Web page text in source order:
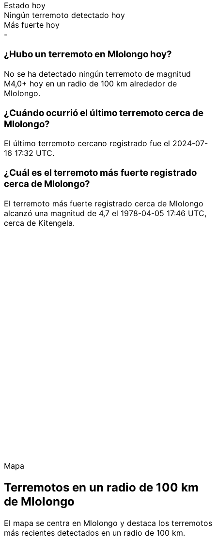
Estado hoy
Ningún terremoto detectado hoy
Más fuerte hoy
-
¿Hubo un terremoto en Mlolongo hoy?
No se ha detectado ningún terremoto de magnitud
M4,0+ hoy en un radio de 100 km alrededor de
Mlolongo.
¿Cuándo ocurrió el último terremoto cerca de
Mlolongo?
El último terremoto cercano registrado fue el 2024-07-
16 17:32 UTC.
¿Cuál es el terremoto más fuerte registrado
cerca de Mlolongo?
El terremoto más fuerte registrado cerca de Mlolongo
alcanzó una magnitud de 4,7 el 1978-04-05 17:46 UTC,
cerca de Kitengela.
Mapa
Terremotos en un radio de 100 km
de Mlolongo
El mapa se centra en Mlolongo y destaca los terremotos
más recientes detectados en un radio de 100 km.